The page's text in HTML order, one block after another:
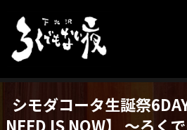
シモダコータ生誕祭
NEED IS NOW】 ～ろく